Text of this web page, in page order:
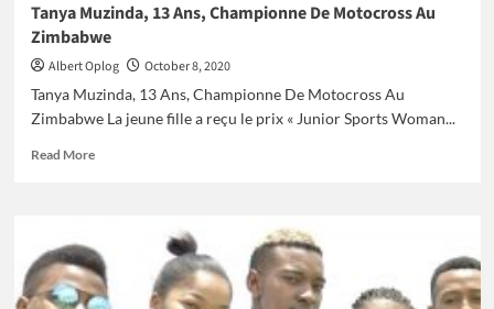
Tanya Muzinda, 13 Ans, Championne De Motocross Au
Zimbabwe
Albert Oplog
October 8, 2020
Tanya Muzinda, 13 Ans, Championne De Motocross Au
Zimbabwe La jeune fille a reçu le prix « Junior Sports Woman...
Read MoreRead
13
Ans,
Championne